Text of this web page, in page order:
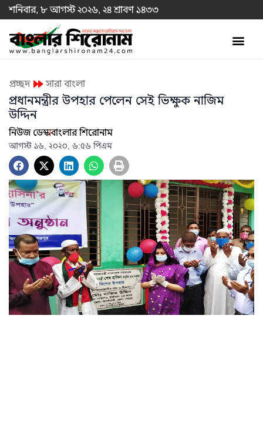
শনিবার, ৮ আগস্ট ২০২৬, ২৪ শ্রাবণ ১৪৩৩
প্রচ্ছদ সারা বাংলা
প্রধানমন্ত্রীর উপহার পেলেন সেই ভিক্ষুক নাজিম
উদ্দিন
নিউজ ডেস্কবাংলার শিরোনাম
আগস্ট ১৬, ২০২০, ৬:৫৬ পিএম